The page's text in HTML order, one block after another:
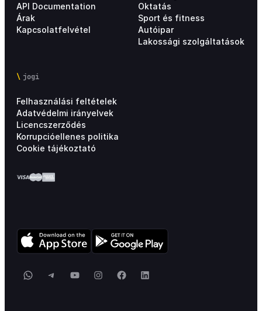
API Documentation
Árak
Kapcsolatfelvétel
Oktatás
Sport és fitness
Autóipar
Lakossági szolgáltatások
jogi
Felhasználási feltételek
Adatvédelmi irányelvek
Licencszerződés
Korrupcióellenes politika
Cookie tájékoztató
WhatsApp
TelegramYouTubeInstagram
FacebookLinkedIn